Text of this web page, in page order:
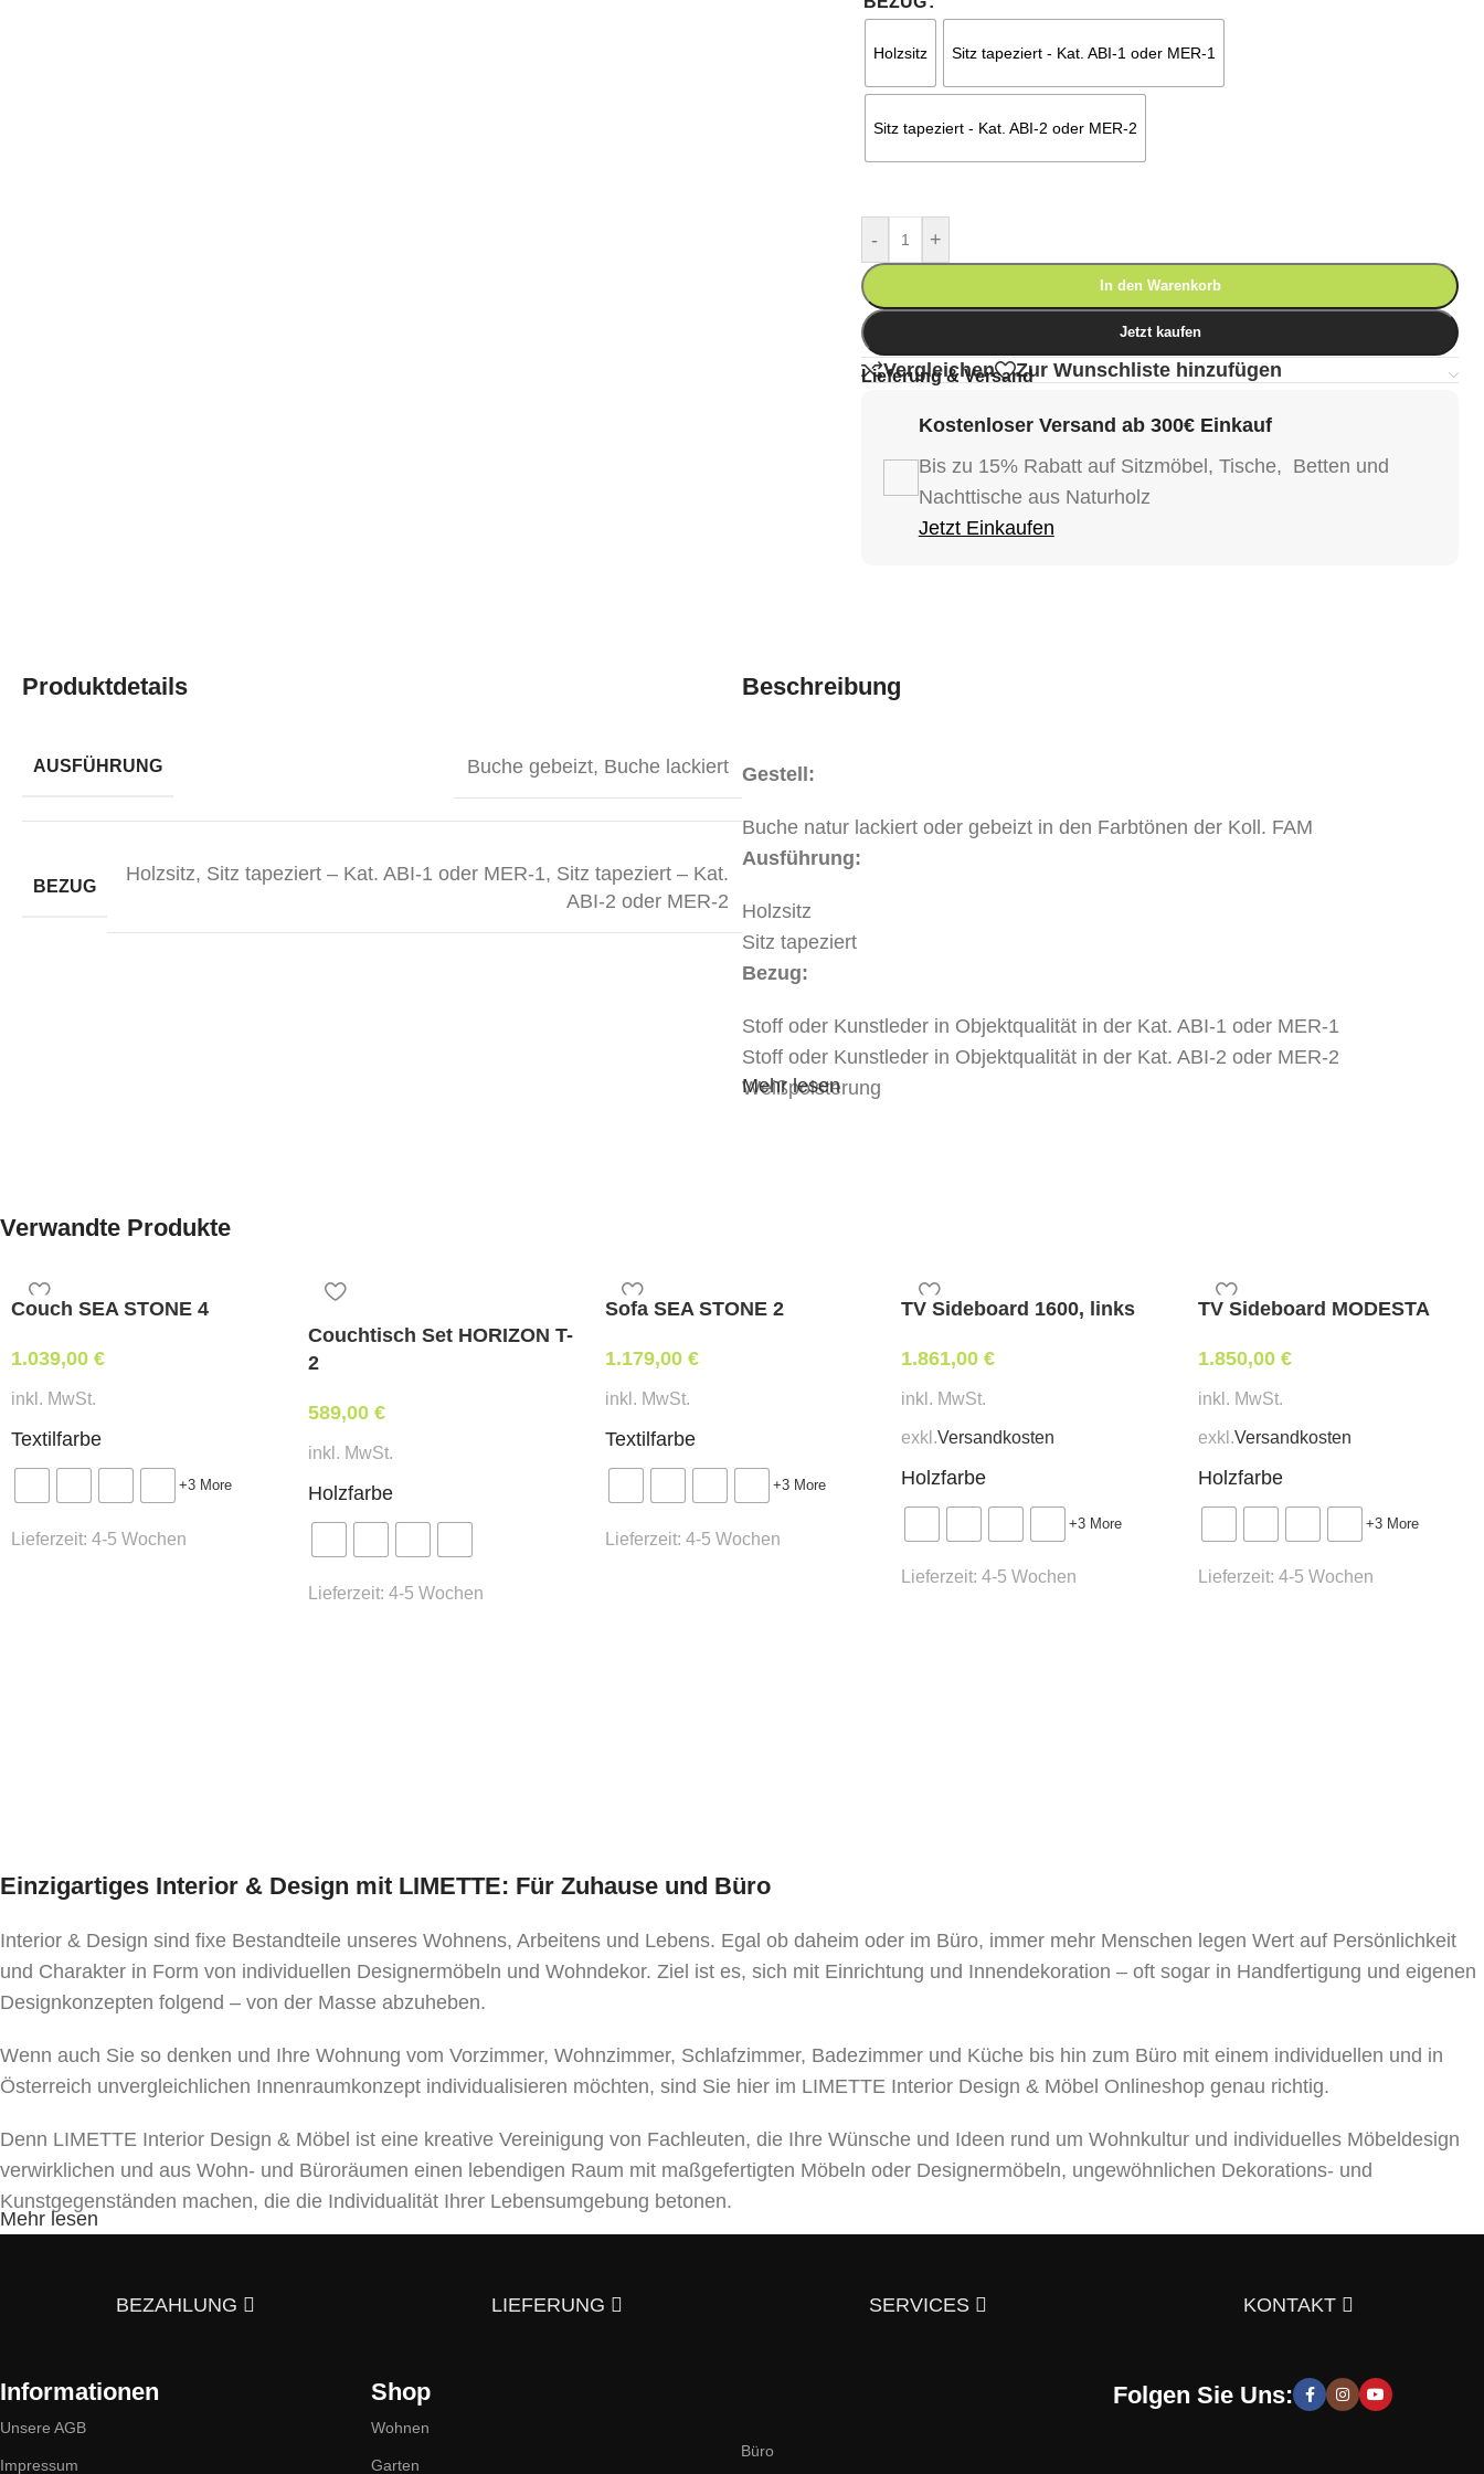
Holzsitz Sitz tapeziert - Kat. ABI-1 oder MER-1
Sitz tapeziert - Kat. ABI-2 oder MER-2
- +
In den Warenkorb
Jetzt kaufen
Vergleichen Zur Wunschliste hinzufügen
Lieferung & Versand
Kostenloser Versand ab 300€ Einkauf
Bis zu 15% Rabatt auf Sitzmöbel, Tische, Betten und
Nachttische aus Naturholz
Jetzt Einkaufen
Produktdetails
AUSFÜHRUNG Buche gebeizt, Buche lackiert
BEZUG
Holzsitz, Sitz tapeziert – Kat. ABI-1 oder MER-1, Sitz tapeziert – Kat.
ABI-2 oder MER-2
Beschreibung
Gestell:
Buche natur lackiert oder gebeizt in den Farbtönen der Koll. FAM
Ausführung:
Holzsitz
Sitz tapeziert
Bezug:
Stoff oder Kunstleder in Objektqualität in der Kat. ABI-1 oder MER-1
Stoff oder Kunstleder in Objektqualität in der Kat. ABI-2 oder MER-2
Weißpolsterung
Stoffbedarf:
(für Weißpolsterung / beigestellten Bezug)
* Preis ident wie Bezug Kat. ABI-1 oder MER-1
Mehr lesen
Verwandte Produkte
Couch SEA STONE 4
1.039,00 €
inkl. MwSt.
Textilfarbe
+3 More
Lieferzeit: 4-5 Wochen
Couchtisch Set HORIZON T-
2
589,00 €
inkl. MwSt.
Holzfarbe
Lieferzeit: 4-5 Wochen
Sofa SEA STONE 2
1.179,00 €
inkl. MwSt.
Textilfarbe
+3 More
Lieferzeit: 4-5 Wochen
TV Sideboard 1600, links
1.861,00€
inkl. MwSt.
exkl.Versandkosten
Holzfarbe
+3 More
Lieferzeit:4-5 Wochen
TV Sideboard MODESTA
1.850,00€
inkl. MwSt.
exkl.Versandkosten
Holzfarbe
+3 More
Lieferzeit:4-5 Wochen
Einzigartiges Interior & Design mit LIMETTE: Für Zuhause und Büro
Interior & Design sind fixe Bestandteile unseres Wohnens, Arbeitens und Lebens. Egal ob daheim oder im Büro, immer mehr Menschen legen Wert auf Persönlichkeit
und Charakter in Form von individuellen Designermöbeln und Wohndekor. Ziel ist es, sich mit Einrichtung und Innendekoration – oft sogar in Handfertigung und eigenen
Designkonzepten folgend – von der Masse abzuheben.
Wenn auch Sie so denken und Ihre Wohnung vom Vorzimmer, Wohnzimmer, Schlafzimmer, Badezimmer und Küche bis hin zum Büro mit einem individuellen und in
Österreich unvergleichlichen Innenraumkonzept individualisieren möchten, sind Sie hier im LIMETTE Interior Design & Möbel Onlineshop genau richtig.
Denn LIMETTE Interior Design & Möbel ist eine kreative Vereinigung von Fachleuten, die Ihre Wünsche und Ideen rund um Wohnkultur und individuelles Möbeldesign
verwirklichen und aus Wohn- und Büroräumen einen lebendigen Raum mit maßgefertigten Möbeln oder Designermöbeln, ungewöhnlichen Dekorations- und
Kunstgegenständen machen, die die Individualität Ihrer Lebensumgebung betonen.
Stilvielfalt:Wir bieten Möbel im skandinavischen, dänischen und italienischen Stil an. Hier finden Sie elegante, moderne und stilvolle Lösungen, die Sie zur Schaffung
eines einzigartigen Interieurs inspirieren werden.
Mehr lesen
BEZAHLUNG LIEFERUNG SERVICES KONTAKT
Informationen
Unsere AGB
Impressum
Shop
Wohnen
Garten
Büro
Folgen Sie Uns: